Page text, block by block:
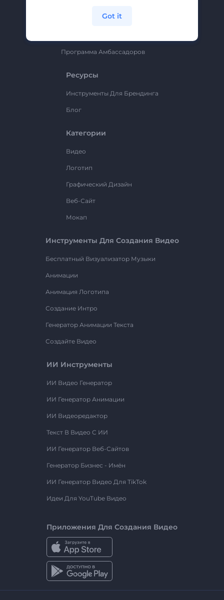
Программа Амбассадоров
Ресурсы
Инструменты Для Брендинга
Блог
Категории
Видео
Логотип
Графический Дизайн
Веб-Сайт
Мокап
Инструменты Для Создания Видео
Бесплатный Визуализатор Музыки
Анимации
Анимация Логотипа
Создание Интро
Генератор Анимации Текста
Создайте Видео
ИИ Инструменты
ИИ Видео Генератор
ИИ Генератор Анимации
ИИ Видеоредактор
Текст В Видео С ИИ
ИИ Генератор Веб-Сайтов
Генератор Бизнес - Имён
ИИ Генератор Видео Для TikTok
Идеи Для YouTube Видео
Приложения Для Создания Видео
Got it